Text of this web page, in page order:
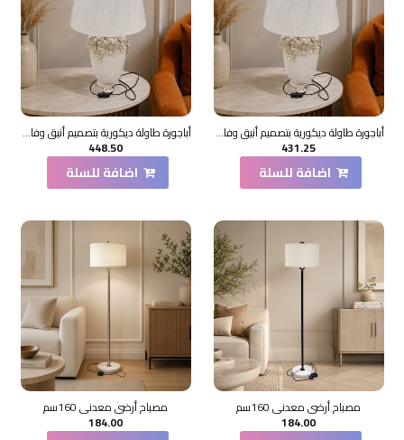
أباجورة طاولة ديكورية بتصميم أنيق وفاخر، تتكوّن من قاعدة خزفية بلون أبيض لامع 30×30×36سم
431.25
اضافة للسلة
أباجورة طاولة ديكورية بتصميم أنيق وفاخر، تتكوّن من قاعدة خزفية طويلة بلون أبيض لامع 30×30×65سم
448.50
اضافة للسلة
مصباح أرضي معدني 160سم
184.00
مصباح أرضي معدني 160سم
184.00